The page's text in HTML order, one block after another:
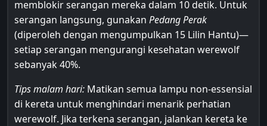
memblokir serangan mereka dalam 10 detik. Untuk
serangan langsung, gunakan Pedang Perak
(diperoleh dengan mengumpulkan 15 Lilin Hantu)—
setiap serangan mengurangi kesehatan werewolf
sebanyak 40%.
Tips malam hari: Matikan semua lampu non-essensial
di kereta untuk menghindari menarik perhatian
werewolf. Jika terkena serangan, jalankan kereta ke